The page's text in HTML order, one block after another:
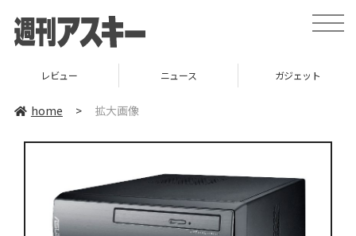
toggle
レビュー ニュース ガジェット
home > 拡大画像